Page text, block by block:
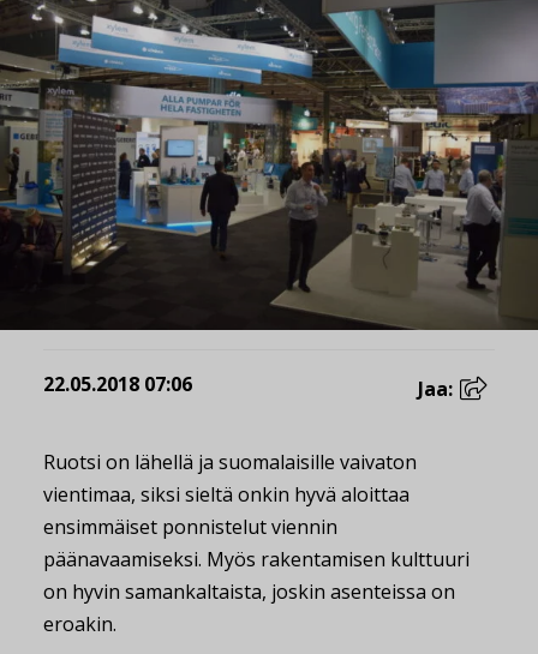
22.05.2018 07:06 Jaa:
Ruotsi on lähellä ja suomalaisille vaivaton
vientimaa, siksi sieltä onkin hyvä aloittaa
ensimmäiset ponnistelut viennin
päänavaamiseksi. Myös rakentamisen kulttuuri
on hyvin samankaltaista, joskin asenteissa on
eroakin.